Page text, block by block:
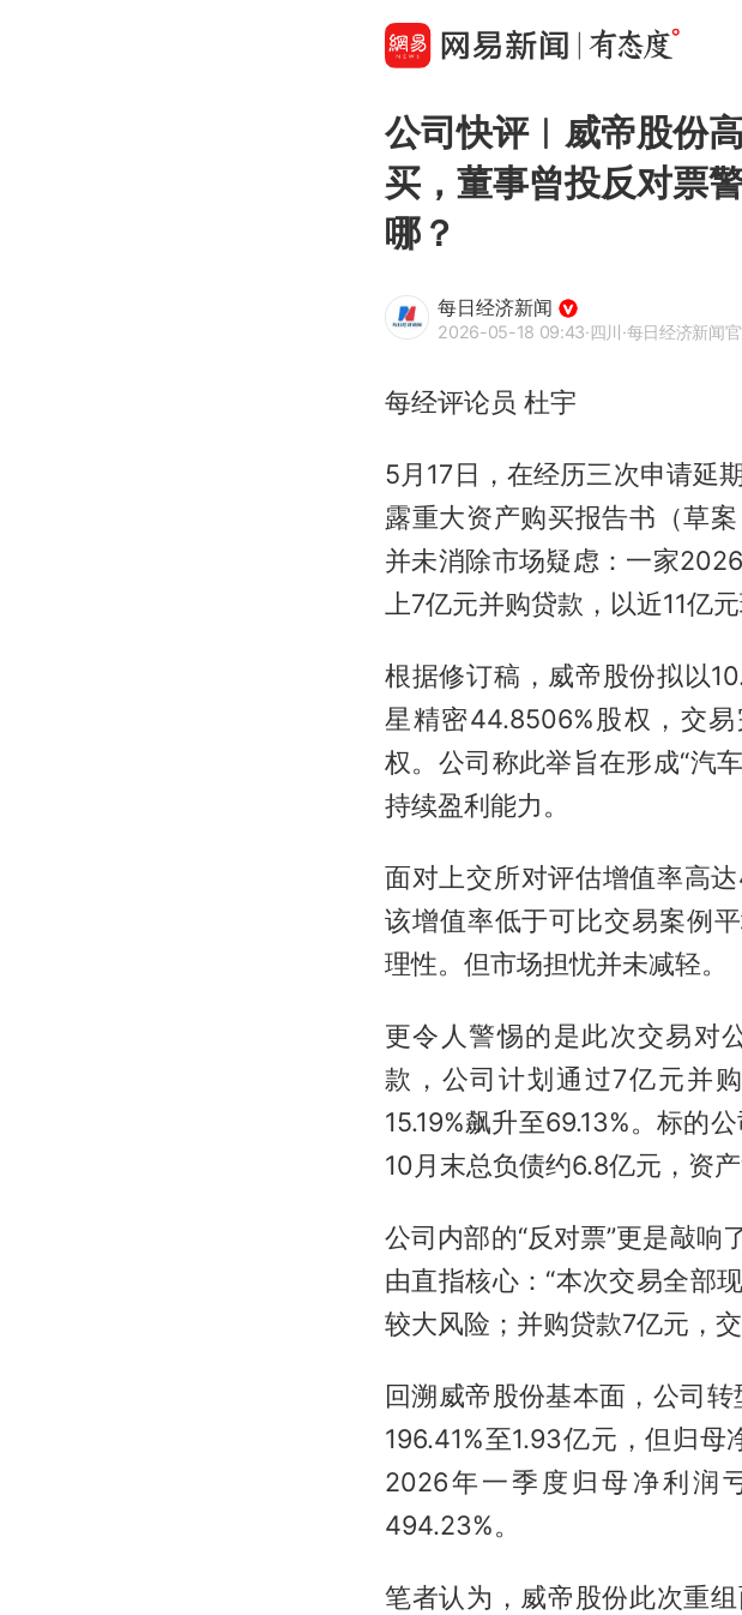
公司快评︱威帝股份
买，董事曾投反对票
哪？
每日经济新闻
2026-05-18 09:43·四川·每日经济新闻
每经评论员 杜宇
5月17日，在经历三次申请延
露重大资产购买报告书（草
并未消除市场疑虑：一家
上7亿元并购贷款，以近11亿
根据修订稿，威帝股份拟以
星精密44.8506%股权，交
权。公司称此举旨在形成“汽
持续盈利能力。
面对上交所对评估增值率高
该增值率低于可比交易案例
理性。但市场担忧并未减轻。
更令人警惕的是此次交易对
款，公司计划通过7亿元并
15.19%飙升至69.13%。标的
10月末总负债约6.8亿元，资
公司内部的“反对票”更是敲响
由直指核心：“本次交易全部
较大风险；并购贷款7亿元，
回溯威帝股份基本面，公司
196.41%至1.93亿元，但归母
2026年一季度归母净利润
494.23%。
笔者认为，威帝股份此次重